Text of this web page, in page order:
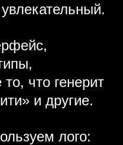
что генерит
и другие.
лого: